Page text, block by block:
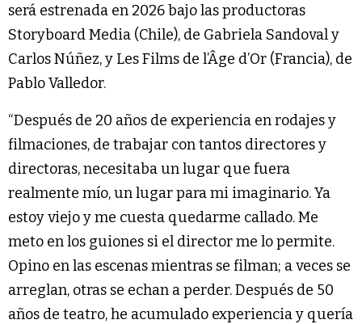
será estrenada en 2026 bajo las productoras
Storyboard Media (Chile), de Gabriela Sandoval y
Carlos Núñez, y Les Films de l’Âge d’Or (Francia), de
Pablo Valledor.
“Después de 20 años de experiencia en rodajes y
filmaciones, de trabajar con tantos directores y
directoras, necesitaba un lugar que fuera
realmente mío, un lugar para mi imaginario. Ya
estoy viejo y me cuesta quedarme callado. Me
meto en los guiones si el director me lo permite.
Opino en las escenas mientras se filman; a veces se
arreglan, otras se echan a perder. Después de 50
años de teatro, he acumulado experiencia y quería